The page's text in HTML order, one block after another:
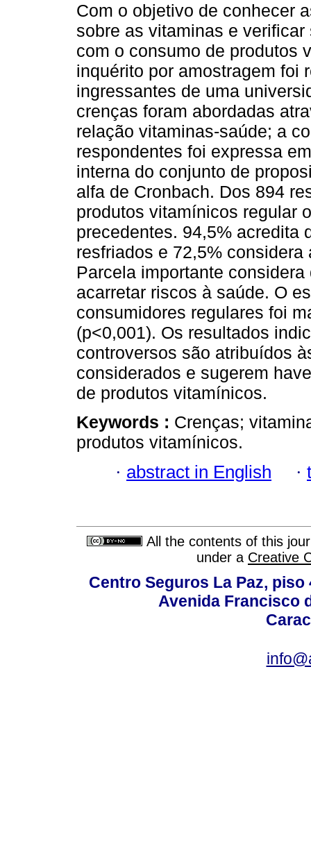
Com o objetivo de conhecer
sobre as vitaminas e verificar
com o consumo de produtos
inquérito por amostragem foi
ingressantes de uma
crenças foram abordadas
relação vitaminas-saúde; a
respondentes foi expressa
interna do conjunto de
alfa de Cronbach. Dos 894
produtos vitamínicos regular
precedentes. 94,5% acredita
resfriados e 72,5%
Parcela importante
acarretar riscos à saúde. O
consumidores regulares foi
(p<0,001). Os resultados
controversos são atribuídos
considerados e sugerem
de produtos vitamínicos.
Keywords : Crenças;
produtos vitamínicos.
· abstract in English ·
All the contents of this
under a Creative
Centro Seguros La Paz,
Avenida Francisco